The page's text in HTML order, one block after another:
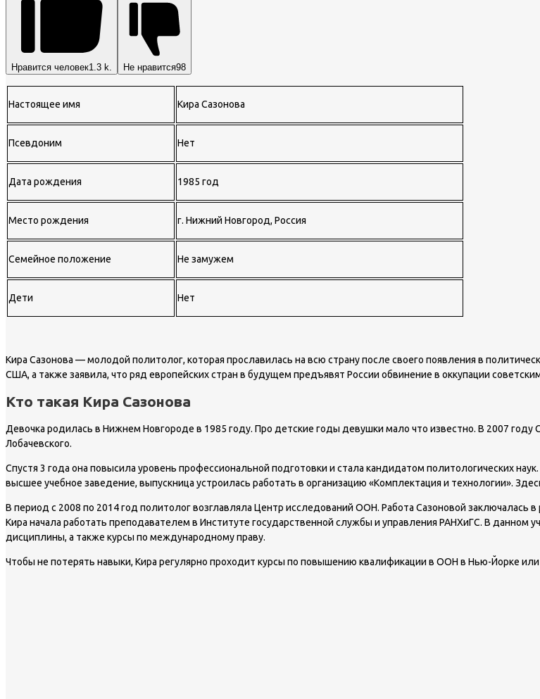
Нравится человек1.3 k. Не нравится98
Настоящее имя Кира Сазонова
Псевдоним Нет
Дата рождения 1985 год
Место рождения г. Нижний Новгород, Россия
Семейное положение Не замужем
Дети Нет
Кира Сазонова — молодой политолог, которая прославилась на всю страну после своего появления в
США, а также заявила, что ряд европейских стран в будущем предъявят России обвинение в оккупации
Кто такая Кира Сазонова
Девочка родилась в Нижнем Новгороде в 1985 году. Про детские годы девушки мало что известно. В 2007
Лобачевского.
Спустя 3 года она повысила уровень профессиональной подготовки и стала кандидатом политологических
высшее учебное заведение, выпускница устроилась работать в организацию «Комплектация и технологии».
В период с 2008 по 2014 год политолог возглавляла Центр исследований ООН. Работа Сазоновой заключалась
Кира начала работать преподавателем в Институте государственной службы и управления РАНХиГС. В данном
дисциплины, а также курсы по международному праву.
Чтобы не потерять навыки, Кира регулярно проходит курсы по повышению квалификации в ООН в Нью-Йорке